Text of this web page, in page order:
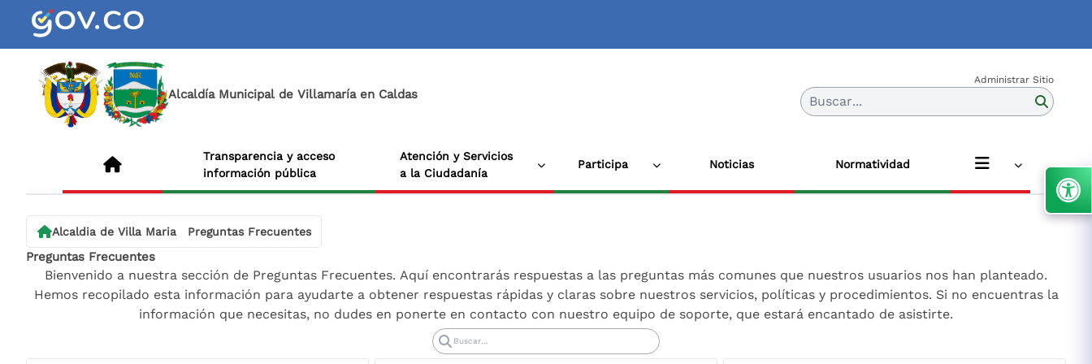
Alcaldía Municipal de Villamaría en Caldas
Administrar Sitio
Buscar...
Transparencia y acceso
información pública
Atención y Servicios
a la Ciudadanía
Participa Noticias Normatividad
Alcaldia de Villa Maria Preguntas Frecuentes
Preguntas Frecuentes
Bienvenido a nuestra sección de Preguntas Frecuentes. Aquí encontrarás respuestas a las preguntas más comunes que nuestros usuarios nos han planteado.
Hemos recopilado esta información para ayudarte a obtener respuestas rápidas y claras sobre nuestros servicios, políticas y procedimientos. Si no encuentras la
información que necesitas, no dudes en ponerte en contacto con nuestro equipo de soporte, que estará encantado de asistirte.